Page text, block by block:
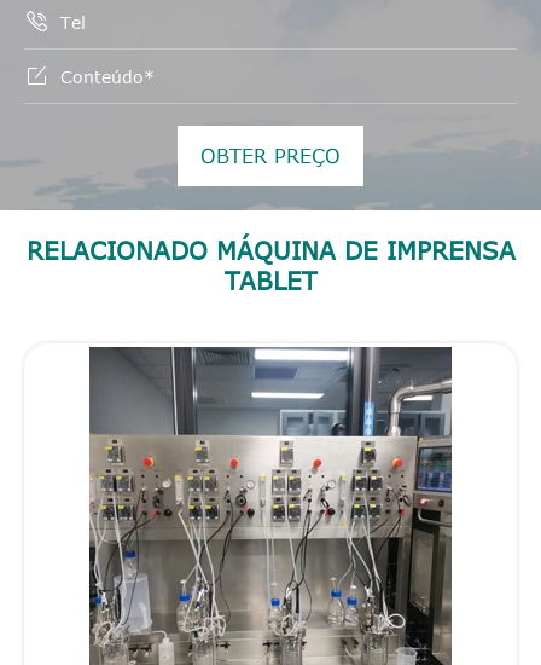


OBTER PREÇO
RELACIONADO MÁQUINA DE IMPRENSA
TABLET